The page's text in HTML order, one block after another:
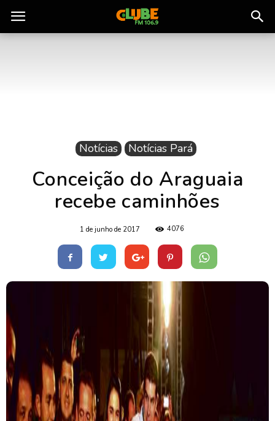
Rádio
Notícias Notícias Pará
Conceição do Araguaia
recebe caminhões
1 de junho de 2017 4076